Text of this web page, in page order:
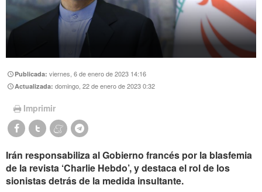
Publicada:viernes, 6 de enero de 2023 14:16
Actualizada:domingo, 22 de enero de 2023 0:32
Imprimir
Irán responsabiliza al Gobierno francés por la blasfemia
de la revista ‘Charlie Hebdo’, y destaca el rol de los
sionistas detrás de la medida insultante.